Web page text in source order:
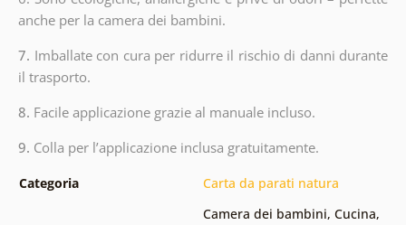
anche per la camera dei bambini.
7. Imballate con cura per ridurre il rischio di danni durante
il trasporto.
8. Facile applicazione grazie al manuale incluso.
9. Colla per l’applicazione inclusa gratuitamente.
Categoria Carta da parati natura
Camera dei bambini, Cucina,